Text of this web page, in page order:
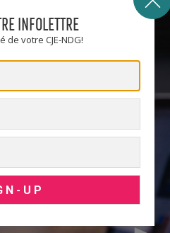
INFOLETTRE
votre CJE-NDG!